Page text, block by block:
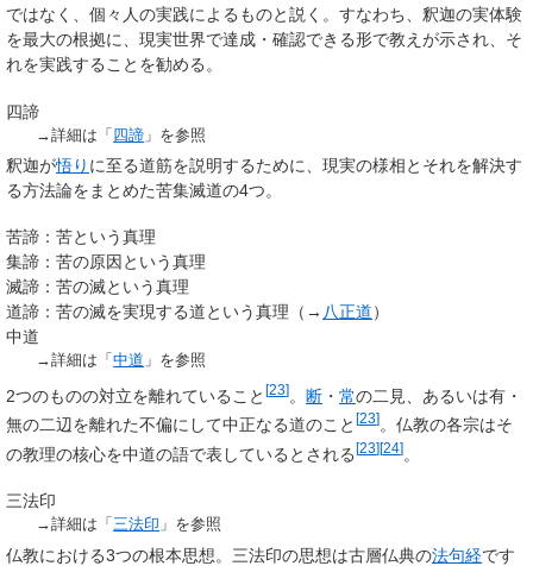
ではなく、個々人の実践によるものと説く。すなわち、釈迦の実体験
を最大の根拠に、現実世界で達成・確認できる形で教えが示され、そ
れを実践することを勧める。
四諦
→詳細は「 四諦 」を参照
釈迦が悟り に至る道筋を説明するために、現実の様相とそれを解決す
る方法論をまとめた苦集滅道の4つ。
苦諦：苦という真理
集諦：苦の原因という真理
滅諦：苦の滅という真理
道諦：苦の滅を実現する道という真理（→ 八正道）
中道
→詳細は「中道 」を参照
2つのものの対立を離れていること [23]。 断 ・ 常の二見、あるいは有・
無の二辺を離れた不偏にして中正なる道のこと [23] 。仏教の各宗はそ
の教理の核心を中道の語で表しているとされる[23][24]。
三法印
→詳細は「三法印 」を参照
仏教における3つの根本思想。三法印の思想は古層仏典の法句経です